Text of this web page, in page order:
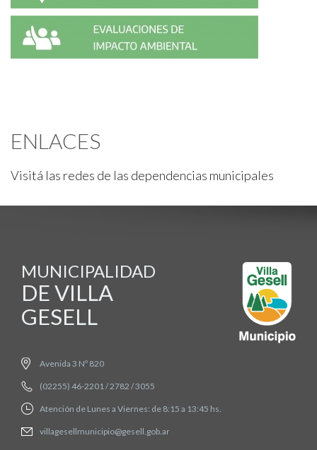
ENLACES
Visitá las redes de las dependencias municipales
MUNICIPALIDAD
DE VILLA
GESELL
Avenida 3 Nº 820
(02255) 46-2201 / 2782 / 3055
Atención de Lunes a Viernes: de 8:15 a 13:45 hs.
villagesellmunicipio@gesell.gob.ar